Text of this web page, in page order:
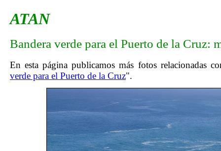
ATAN
Bandera verde para el Puerto de la Cruz:
En esta página publicamos más fotos relacionadas
verde para el Puerto de la Cruz".